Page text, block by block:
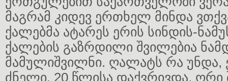
მაგრამ კიდევ ერთხელ მინდა
ქალებმა ატარეს ერის სინდის-
ქალების გაზრდილი შვილებია
მამულიშვილნი. ღალატს რა უნდა,
ძნელი. 20 წლისა დაქვრივდა, ორი